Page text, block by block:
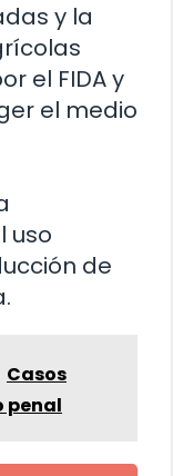
y la
el FIDA y
el medio
uso
de
Casos
penal